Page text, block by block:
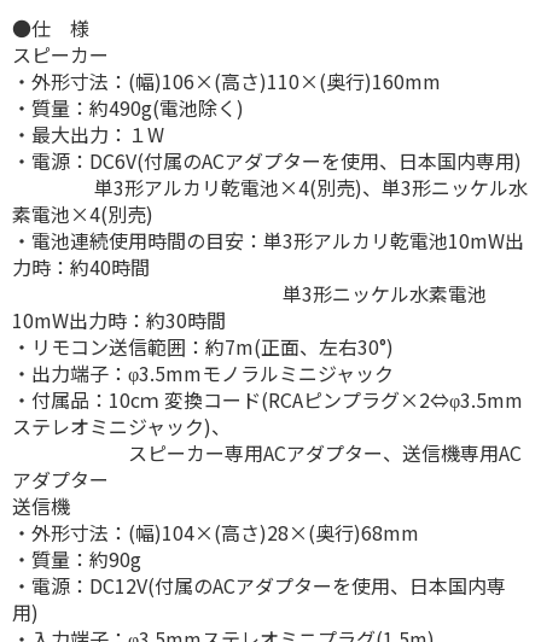
●仕 様
スピーカー
・外形寸法：(幅)106×(高さ)110×(奥行)160mm
・質量：約490g(電池除く)
・最大出力：１W
・電源：DC6V(付属のACアダプターを使用、日本国内専用)
単3形アルカリ乾電池×4(別売)、単3形ニッケル水
素電池×4(別売)
・電池連続使用時間の目安：単3形アルカリ乾電池10mW出
力時：約40時間
単3形ニッケル水素電池
10mW出力時：約30時間
・リモコン送信範囲：約7m(正面、左右30°)
・出力端子：φ3.5mmモノラルミニジャック
・付属品：10cｍ 変換コード(RCAピンプラグ×2⇔φ3.5mm
ステレオミニジャック)、
スピーカー専用ACアダプター、送信機専用AC
アダプター
送信機
・外形寸法：(幅)104×(高さ)28×(奥行)68mm
・質量：約90g
・電源：DC12V(付属のACアダプターを使用、日本国内専
用)